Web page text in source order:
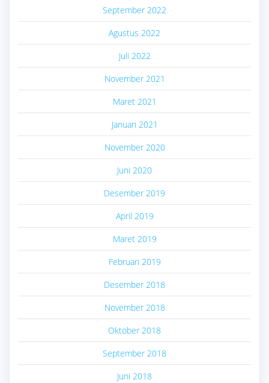
September 2022
Agustus 2022
Juli 2022
November 2021
Maret 2021
Januari 2021
November 2020
Juni 2020
Desember 2019
April 2019
Maret 2019
Februari 2019
Desember 2018
November 2018
Oktober 2018
September 2018
Juni 2018